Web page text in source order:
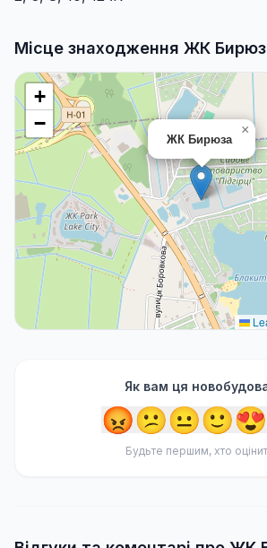
Місце знаходження ЖК
ЖК Бирюза
×
+
−
Як вам ця
😡😕😐🙂😍
Будьте першим, хто